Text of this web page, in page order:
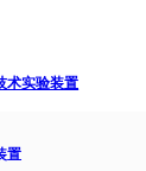
术实验装置
置